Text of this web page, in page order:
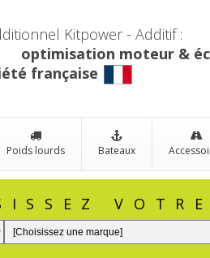
Kitpower - Additif :
optimisation moteur &
française
Poids lourds Bateaux